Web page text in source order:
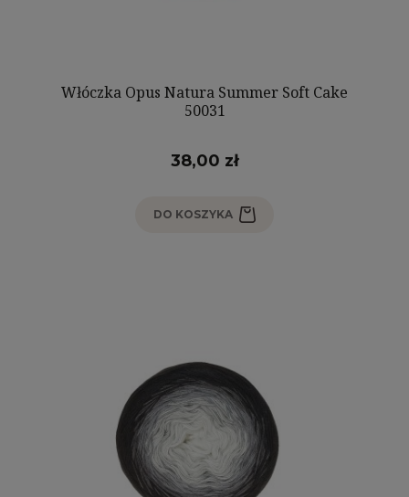
Włóczka Opus Natura Summer Soft Cake
50031
38,00 zł
DO KOSZYKA